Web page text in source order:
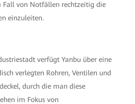
Fall von Notfällen rechtzeitig die
einzuleiten.
verfügt Yanbu über eine
verlegten Rohren, Ventilen und
durch die man diese
im Fokus von